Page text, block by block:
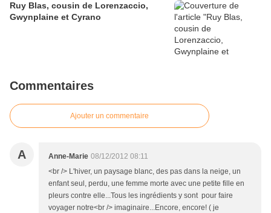
Ruy Blas, cousin de Lorenzaccio,
Gwynplaine et Cyrano
Commentaires
Ajouter un commentaire
A Anne-Marie 08/12/2012 08:11
<br /> L'hiver, un paysage blanc, des pas dans la neige, un
enfant seul, perdu, une femme morte avec une petite fille en
pleurs contre elle...Tous les ingrédients y sont pour faire
voyager notre<br /> imaginaire...Encore, encore! ( je